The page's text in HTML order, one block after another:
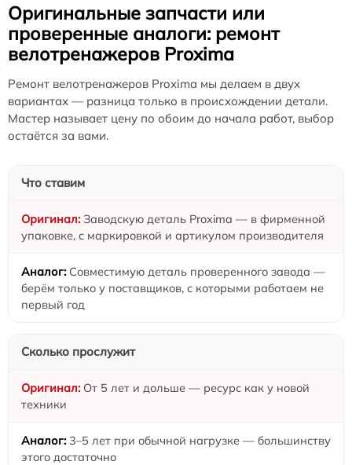
Оригинальные запчасти или
проверенные аналоги: ремонт
велотренажеров Proxima
Ремонт велотренажеров Proxima мы делаем в двух
вариантах — разница только в происхождении детали.
Мастер называет цену по обоим до начала работ, выбор
остаётся за вами.
Что ставим
Заводскую деталь Proxima — в фирменной
упаковке, с маркировкой и артикулом производителя
Совместимую деталь проверенного завода —
берём только у поставщиков, с которыми работаем не
первый год
Сколько прослужит
От 5 лет и дольше — ресурс как у новой
техники
3–5 лет при обычной нагрузке — большинству
этого достаточно